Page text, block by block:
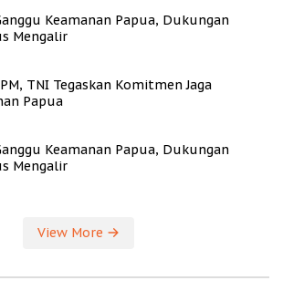
Keamanan Papua, Dukungan
Mengalir
TNI Tegaskan Komitmen Jaga
Papua
Keamanan Papua, Dukungan
Mengalir
View More